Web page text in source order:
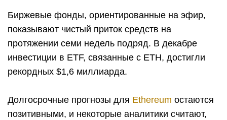
Биржевые фонды, ориентированные на эфир,
показывают чистый приток средств на
протяжении семи недель подряд. В декабре
инвестиции в ETF, связанные с ETH, достигли
рекордных $1,6 миллиарда.
Долгосрочные прогнозы для Ethereum остаются
позитивными, и некоторые аналитики считают,